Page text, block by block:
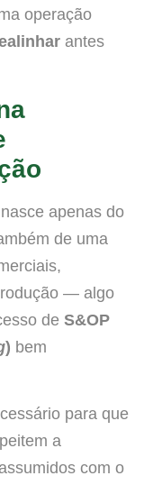
operação
antes
apenas do
de uma
— algo
de S&OP
) bem
para que
a
com o